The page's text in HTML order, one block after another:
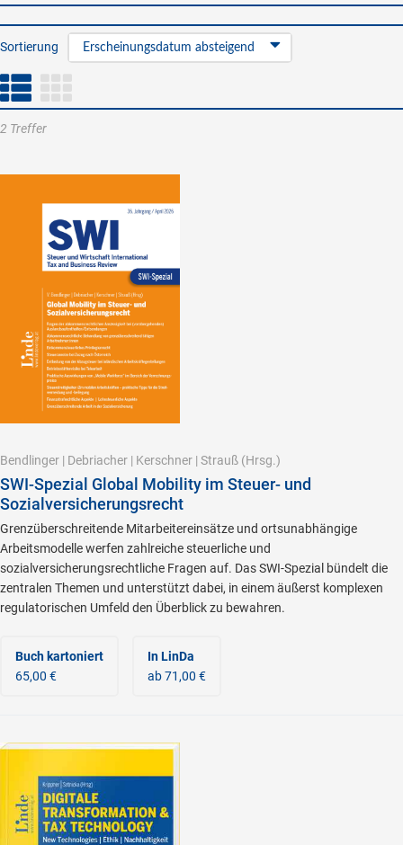
Sortierung Erscheinungsdatum absteigend
2 Treffer
Bendlinger | Debriacher | Kerschner | Strauß (Hrsg.)
SWI-Spezial Global Mobility im Steuer- und
Sozialversicherungsrecht
Grenzüberschreitende Mitarbeitereinsätze und ortsunabhängige
Arbeitsmodelle werfen zahlreiche steuerliche und
sozialversicherungsrechtliche Fragen auf. Das SWI-Spezial bündelt die
zentralen Themen und unterstützt dabei, in einem äußerst komplexen
regulatorischen Umfeld den Überblick zu bewahren.
Buch kartoniert
65,00 €
In LinDa
ab 71,00 €